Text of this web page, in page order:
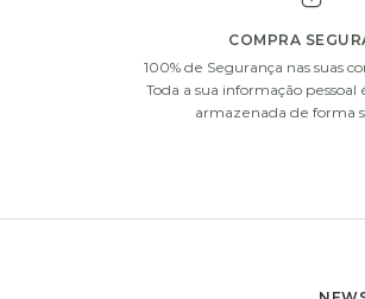
COMPRA
100% de Segurança nas suas
Toda a sua informação pessoal
armazenada de forma